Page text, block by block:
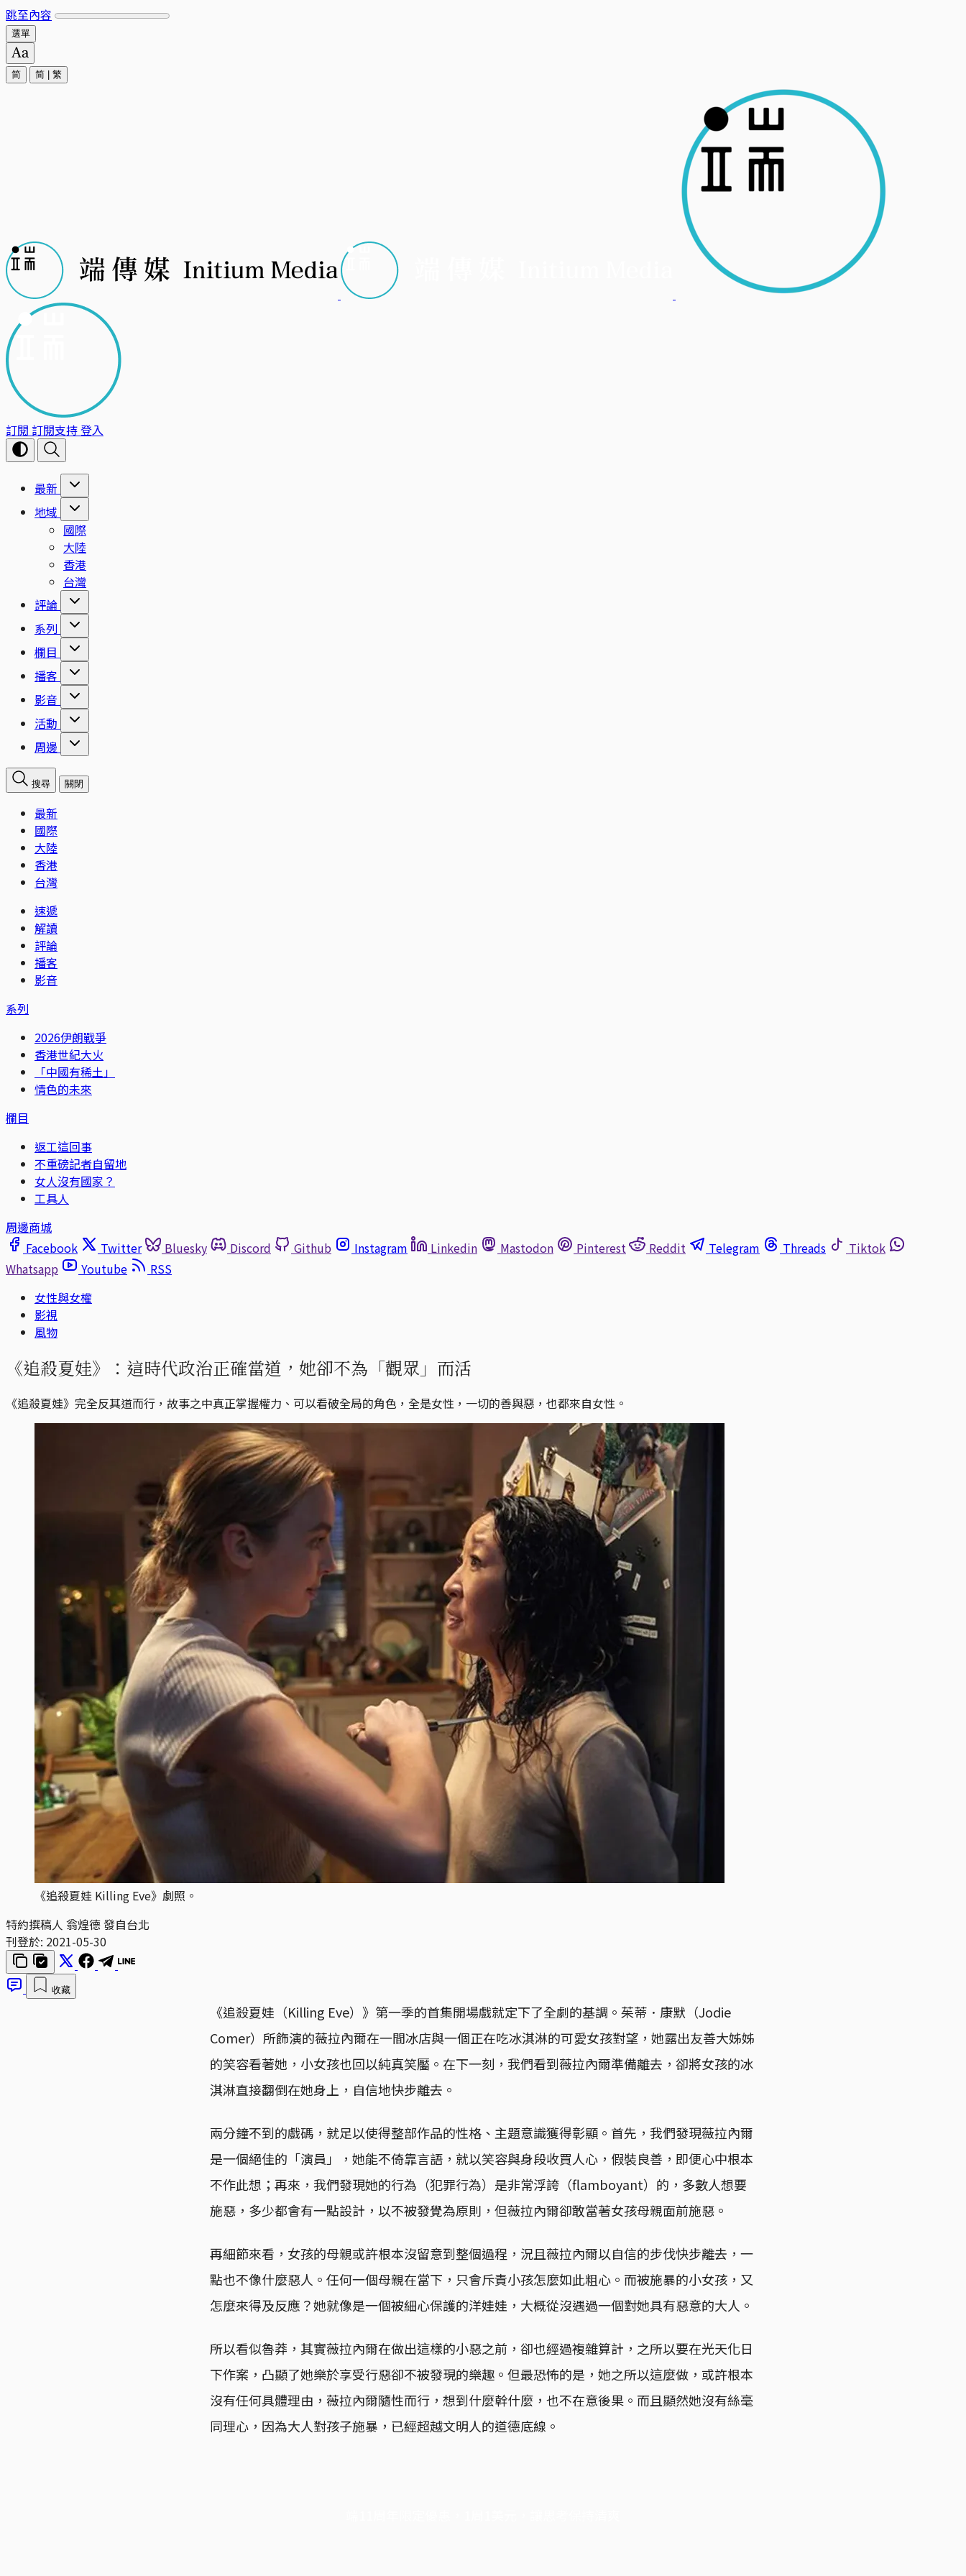
跳至內容
選單
简 简 繁
訂閱 訂閱支持登入
最新
地域
國際
大陸
香港
台灣
評論
系列
欄目
播客
影音
活動
周邊
搜尋 關閉
最新
國際
大陸
香港
台灣
速遞
解讀
評論
播客
影音
系列
2026伊朗戰爭
香港世紀大火
「中國有稀土」
情色的未來
欄目
返工這回事
不重磅記者自留地
女人沒有國家？
工具人
周邊商城
Facebook
Twitter Bluesky Discord Github Instagram Linkedin Mastodon Pinterest Reddit Telegram Threads
Tiktok
Whatsapp
Youtube
RSS
女性與女權
影視
風物
《追殺夏娃》：這時代政治正確當道，她卻不為「觀眾」而活
《追殺夏娃》完全反其道而行，故事之中真正掌握權力、可以看破全局的角色，全是女性，一切的善與惡，也都來自女性。
《追殺夏娃 Killing Eve》劇照。
特約撰稿人 翁煌德 發自台北
刊登於: 2021-05-30
收藏
《追殺夏娃（Killing Eve）》第一季的首集開場戲就定下了全劇的基調。茱蒂．康默（Jodie
Comer）所飾演的薇拉內爾在一間冰店與一個正在吃冰淇淋的可愛女孩對望，她露出友善大姊姊
的笑容看著她，小女孩也回以純真笑靨。在下一刻，我們看到薇拉內爾準備離去，卻將女孩的冰
淇淋直接翻倒在她身上，自信地快步離去。
兩分鐘不到的戲碼，就足以使得整部作品的性格、主題意識獲得彰顯。首先，我們發現薇拉內爾
是一個絕佳的「演員」，她能不倚靠言語，就以笑容與身段收買人心，假裝良善，即便心中根本
不作此想；再來，我們發現她的行為（犯罪行為）是非常浮誇（flamboyant）的，多數人想要
施惡，多少都會有一點設計，以不被發覺為原則，但薇拉內爾卻敢當著女孩母親面前施惡。
再細節來看，女孩的母親或許根本沒留意到整個過程，況且薇拉內爾以自信的步伐快步離去，一
點也不像什麼惡人。任何一個母親在當下，只會斥責小孩怎麼如此粗心。而被施暴的小女孩，又
怎麼來得及反應？她就像是一個被細心保護的洋娃娃，大概從沒遇過一個對她具有惡意的大人。
所以看似魯莽，其實薇拉內爾在做出這樣的小惡之前，卻也經過複雜算計，之所以要在光天化日
下作案，凸顯了她樂於享受行惡卻不被發現的樂趣。但最恐怖的是，她之所以這麼做，或許根本
沒有任何具體理由，薇拉內爾隨性而行，想到什麼幹什麼，也不在意後果。而且顯然她沒有絲毫
同理心，因為大人對孩子施暴，已經超越文明人的道德底線。